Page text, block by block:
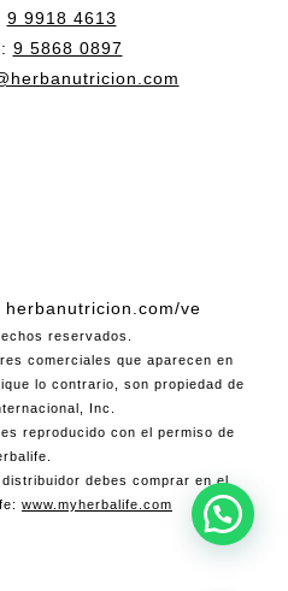
9 9918 4613
9 5868 0897
ve
reservados.
comerciales que aparecen en
lo contrario, son propiedad de
Inc.
reproducido con el permiso de
debes comprar en el
www.myherbalife.com